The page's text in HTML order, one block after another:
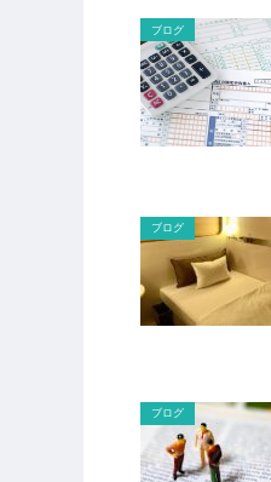
ブログ
ブログ
ブログ